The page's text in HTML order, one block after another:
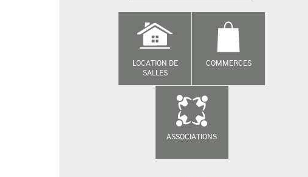
LOCATION DE
SALLES
COMMERCES
ASSOCIATIONS